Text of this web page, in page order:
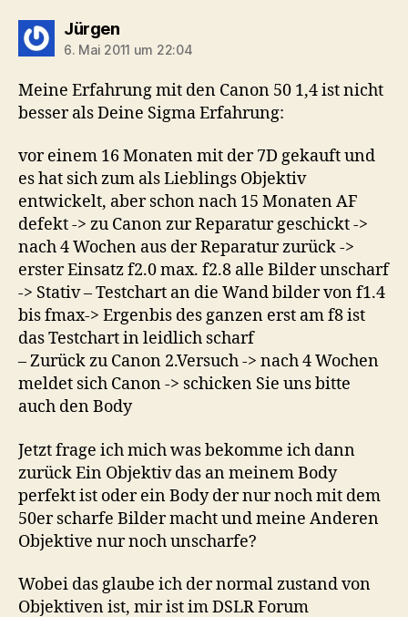
Jürgensagt:
6. Mai 2011 um 22:04
Meine Erfahrung mit den Canon 50 1,4 ist nicht
besser als Deine Sigma Erfahrung:
vor einem 16 Monaten mit der 7D gekauft und
es hat sich zum als Lieblings Objektiv
entwickelt, aber schon nach 15 Monaten AF
defekt -> zu Canon zur Reparatur geschickt ->
nach 4 Wochen aus der Reparatur zurück ->
erster Einsatz f2.0 max. f2.8 alle Bilder unscharf
-> Stativ – Testchart an die Wand bilder von f1.4
bis fmax-> Ergenbis des ganzen erst am f8 ist
das Testchart in leidlich scharf
– Zurück zu Canon 2.Versuch -> nach 4 Wochen
meldet sich Canon -> schicken Sie uns bitte
auch den Body
Jetzt frage ich mich was bekomme ich dann
zurück Ein Objektiv das an meinem Body
perfekt ist oder ein Body der nur noch mit dem
50er scharfe Bilder macht und meine Anderen
Objektive nur noch unscharfe?
Wobei das glaube ich der normal zustand von
Objektiven ist, mir ist im DSLR Forum